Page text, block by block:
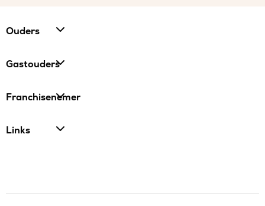
Ouders
Gastouders
Franchisenemer
Links